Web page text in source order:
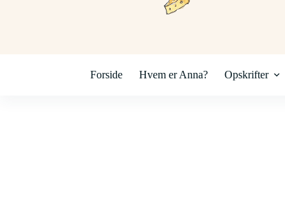
Forside Hvem er Anna? Opskrifter